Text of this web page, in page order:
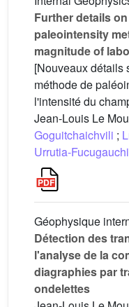
Further details
paleointensity
magnitude of
[Nouveaux détails
méthode de
l'intensité du
Jean-Louis Le
Goguitchaichvili ;
Urrutia-Fucugauchi
Géophysique
Détection des
l'analyse de la
diagraphies par
ondelettes